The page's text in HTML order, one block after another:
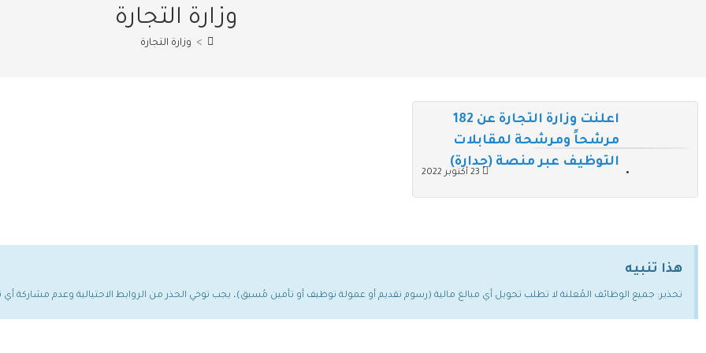
وزارة التجارة
> وزارة التجارة
اعلنت وزارة التجارة عن 182
مرشحاً ومرشحة لمقابلات
التوظيف عبر منصة (جدارة)
23 أكتوبر 2022
هذا تنبيه
تحذير: جميع الوظائف المُعلنة لا تطلب تحويل أي مبالغ مالية (رسوم تقديم أو عمولة توظيف أو تأمين مُسبق)، يجب توخي الحذر من الروابط الاحتيالية وعدم مشاركة